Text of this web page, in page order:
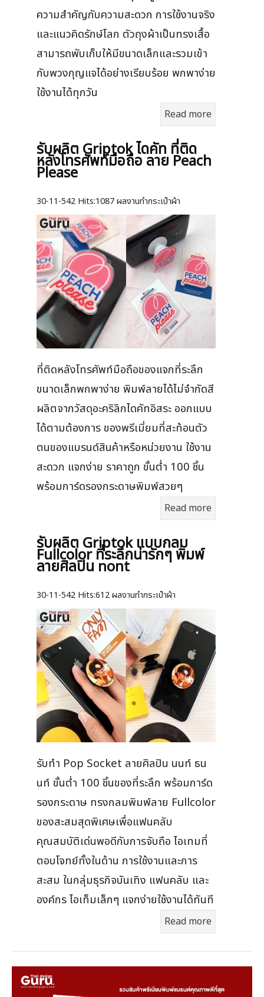
ความสำคัญกับความสะดวก การใช้งานจริง
และแนวคิดรักษ์โลก ตัวถุงผ้าเป็นทรงเสื้อ
สามารถพับเก็บให้มีขนาดเล็กและรวมเข้า
กับพวงกุญแจได้อย่างเรียบร้อย พกพาง่าย
ใช้งานได้ทุกวัน
Read more
รับผลิต Griptok ไดคัท ที่ติด
หลังโทรศัพท์มือถือ ลาย Peach
Please
30-11-542 Hits:1087 ผลงานทำกระเป๋าผ้า
ที่ติดหลังโทรศัพท์มือถือของแจกที่ระลึก
ขนาดเล็กพกพาง่าย พิมพ์ลายได้ไม่จำกัดสี
ผลิตจากวัสดุอะคริลิกไดคัทอิสระ ออกแบบ
ได้ตามต้องการ ของพรีเมี่ยมที่สะท้อนตัว
ตนของแบรนด์สินค้าหรือหน่วยงาน ใช้งาน
สะดวก แจกง่าย ราคาถูก ขั้นต่ำ 100 ชิ้น
พร้อมการ์ดรองกระดาษพิมพ์สวยๆ
Read more
รับผลิต Griptok แบบกลม
Fullcolor ที่ระลึกน่ารักๆ พิมพ์
ลายศิลปิน nont
30-11-542 Hits:612 ผลงานทำกระเป๋าผ้า
รับทำ Pop Socket ลายศิลปิน นนท์ ธน
นท์ ขั้นต่ำ 100 ชิ้นของที่ระลึก พร้อมการ์ด
รองกระดาษ ทรงกลมพิมพ์ลาย Fullcolor
ของสะสมสุดพิเศษเพื่อแฟนคลับ
คุณสมบัติเด่นพอดีกับการจับถือ ไอเทมที่
ตอบโจทย์ทั้งในด้าน การใช้งานและการ
สะสม ในกลุ่มธุรกิจบันเทิง แฟนคลับ และ
องค์กร ไอเท็มเล็กๆ แจกง่ายใช้งานได้ทันที
Read more